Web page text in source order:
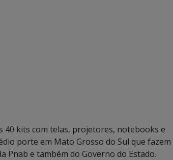
kits com telas, projetores, notebooks e
porte em Mato Grosso do Sul que fazem
Pnab e também do Governo do Estado.